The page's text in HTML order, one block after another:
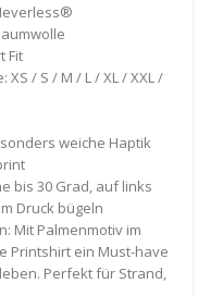
Fit
/ S / M / L / XL / XXL /
weiche Haptik
bis 30 Grad, auf links
Druck bügeln
Mit Palmenmotiv im
Printshirt ein Must-have
Perfekt für Strand,